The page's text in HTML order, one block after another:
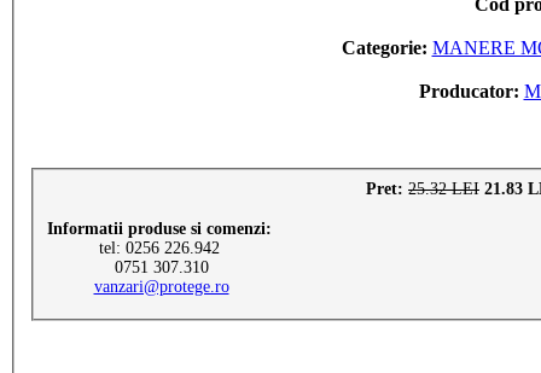
Categorie: MANERE
Producator:
Pret: 25.32 LEI 21.83
Informatii produse si comenzi:
tel: 0256 226.942
0751 307.310
vanzari@protege.ro